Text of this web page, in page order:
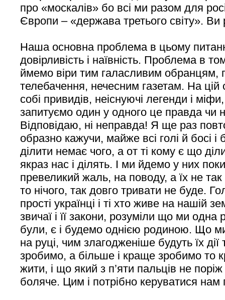
про «москалів» бо всі ми разом для
Європи – «держава третього світу». Ви
Наша основна проблема в цьому
довірливість і наївність. Проблема в
ймемо віри тим галасливим обранцям,
телебачення, нечесним газетам. На цій
собі привидів, неіснуючі легенди і
запитуємо один у одного це правда чи
Відповідаю, ні неправда! Я ще раз
образно кажучи, майже всі голі й босі і
ділити немає чого, а от ті кому є що
якраз нас і ділять. І ми йдемо у них
превеликий жаль, на поводу, а їх не
то нічого, так довго тривати не буде.
прості українці і ті хто живе на нашій
звичаї і її закони, розуміли що ми
були, є і будемо однією родиною. Що ми
на руці, чим злагодженіше будуть їх
зробимо, а більше і краще зробимо то
жити, і що який з п’яти пальців не
боляче. Цим і потрібно керуватися